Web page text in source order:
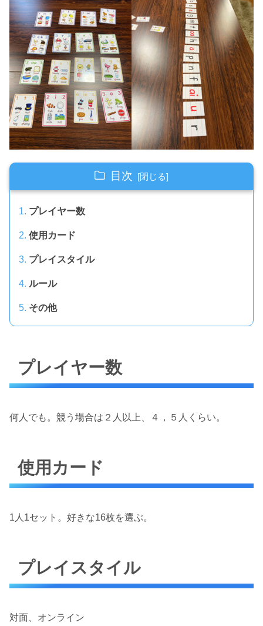
目次
プレイヤー数
使用カード
プレイスタイル
ルール
その他
プレイヤー数
何人でも。競う場合は２人以上、４，５人くらい。
使用カード
1人1セット。好きな16枚を選ぶ。
プレイスタイル
対面、オンライン